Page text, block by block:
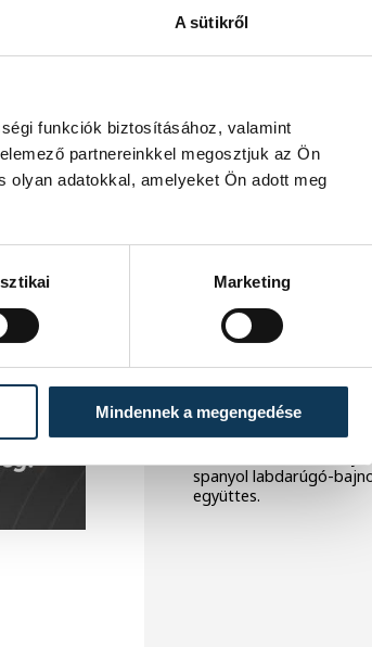
A sütikről
funkciók biztosításához, valamint
partnereinkkel megosztjuk az Ön
olyan adatokkal, amelyeket Ön adott meg
Marketing
Mindennek a megengedése
LABDARÚGÁS
Vitális Milán
alá az AEK
A magyar válogatott
Barnabást is
labdarúgócsapatában
Gulácsi Péter
mutatkozott
Villarrealban
Gulácsi Péter
csapata, a Villarreal
edzőmérkőzésén,
spanyol labdarúgó-
együttes.